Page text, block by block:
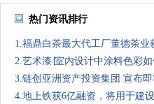
热门资讯排行
1.福鼎白茶最大代工厂董德茶
2.艺术漆∣室内设计中涂料色彩
3.链创亚洲资产投资集团 宣布
4.地上铁获6亿融资，将用于建